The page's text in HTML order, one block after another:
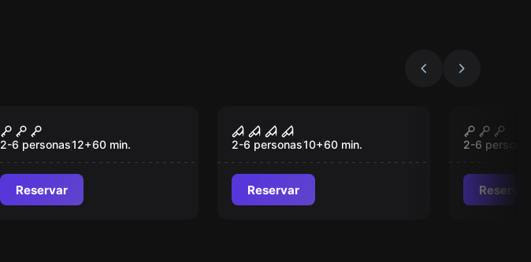
Escuela de Magia
2-6 personas12+60 min.
Reservar
La Pesadilla
2-6 personas10+60 min.
Reservar
El
2-6
Reservar